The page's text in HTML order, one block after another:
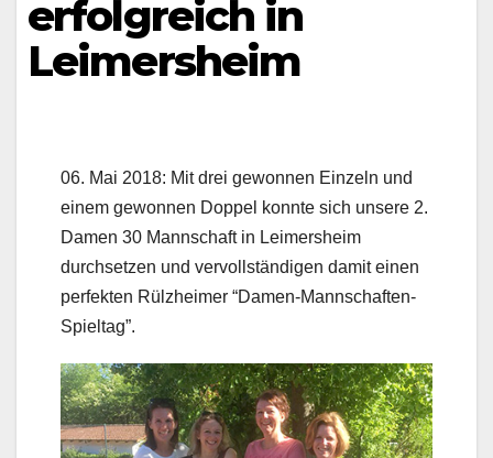
erfolgreich in
Leimersheim
06. Mai 2018: Mit drei gewonnen Einzeln und
einem gewonnen Doppel konnte sich unsere 2.
Damen 30 Mannschaft in Leimersheim
durchsetzen und vervollständigen damit einen
perfekten Rülzheimer “Damen-Mannschaften-
Spieltag”.